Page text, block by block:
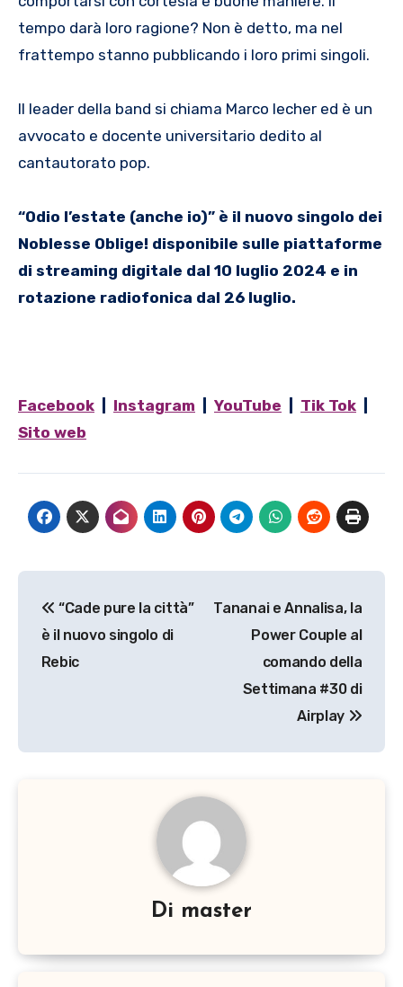
tempo darà loro ragione? Non è detto, ma nel
frattempo stanno pubblicando i loro primi singoli.
Il leader della band si chiama Marco Iecher ed è un
avvocato e docente universitario dedito al
cantautorato pop.
“Odio l’estate (anche io)” è il nuovo singolo dei
Noblesse Oblige! disponibile sulle piattaforme
di streaming digitale dal 10 luglio 2024 e in
rotazione radiofonica dal 26 luglio.
Facebook Instagram YouTube Tik Tok
Sito web
articoli
“Cade pure la città”
è il nuovo singolo di
Rebic
Tananai e Annalisa, la
Power Couple al
comando della
Settimana #30 di
Airplay
Di master